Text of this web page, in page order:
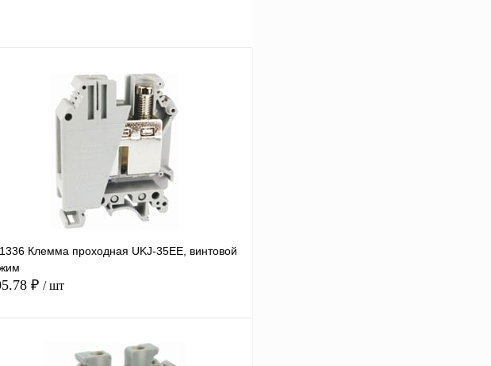
Клемма проходная UKJ-35EE, винтовой
₽ / шт
В корзину